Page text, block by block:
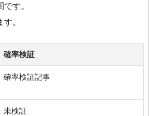
す。
。
確率検証
確率検証記事
未検証